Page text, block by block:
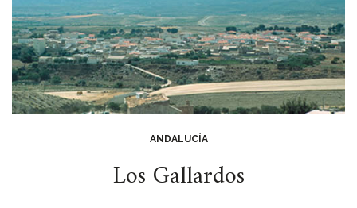
ANDALUCÍA
Los Gallardos